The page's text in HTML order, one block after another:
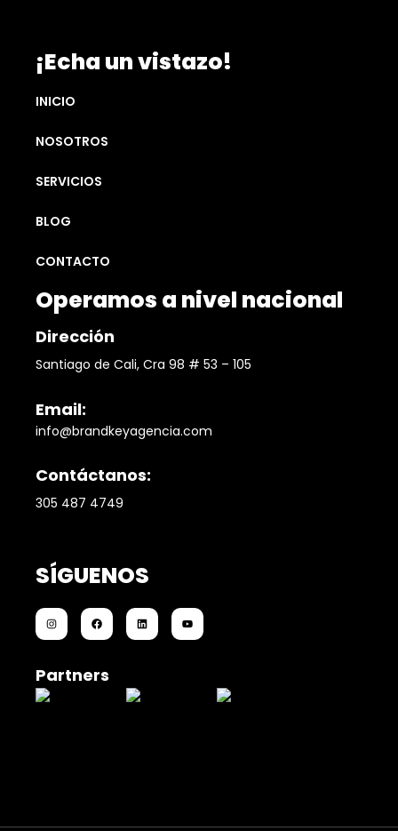
¡Echa un vistazo!
INICIO
NOSOTROS
SERVICIOS
BLOG
CONTACTO
Operamos a nivel nacional
Dirección
Santiago de Cali, Cra 98 # 53 – 105
Email:
info@brandkeyagencia.com
Contáctanos:
305 487 4749
SÍGUENOS
Partners